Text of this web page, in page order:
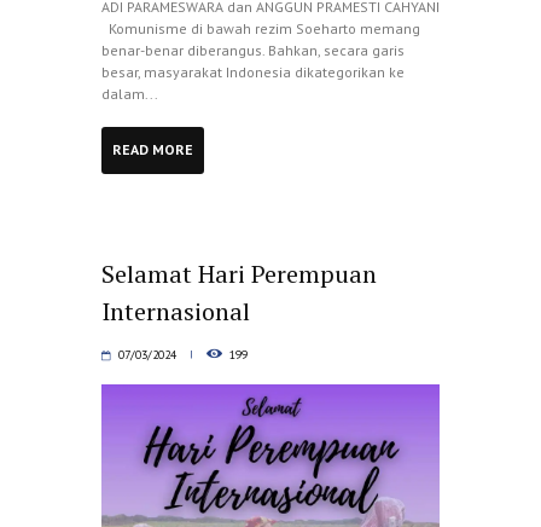
ADI PARAMESWARA dan ANGGUN PRAMESTI CAHYANI
Komunisme di bawah rezim Soeharto memang
benar-benar diberangus. Bahkan, secara garis
besar, masyarakat Indonesia dikategorikan ke
dalam...
READ MORE
Selamat Hari Perempuan
Internasional
07/03/2024 199